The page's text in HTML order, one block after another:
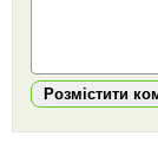
Розмістити